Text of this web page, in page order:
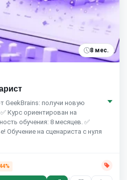
8 мес.
GeekBrains: получи новую
Курс ориентирован на
обучения: 8 месяцев. ✅
Обучение на сценариста с нуля